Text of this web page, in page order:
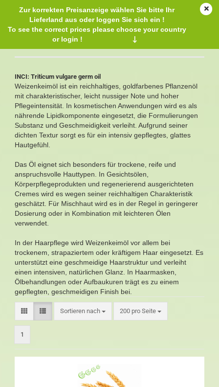
Zur korrekten Preisanzeige wählen Sie bitte Ihr
Lieferland aus oder loggen Sie sich ein !
To see the correct prices please choose your country
or login !
↓
Weizenkeimöl
INCI: Triticum vulgare germ oil
Weizenkeimöl ist ein reichhaltiges, goldfarbenes Pflanzenöl
mit charakteristischer, leicht nussiger Note und hoher
Pflegeintensität. In kosmetischen Anwendungen wird es als
nährende Lipidkomponente eingesetzt, die Formulierungen
Substanz und Geschmeidigkeit verleiht. Aufgrund seiner
dichten Textur sorgt es für ein intensiv gepflegtes, glattes
Hautgefühl.
Das Öl eignet sich besonders für trockene, reife und
anspruchsvolle Hauttypen. In Gesichtsölen,
Körperpflegeprodukten und regenerierend ausgerichteten
Cremes wird es wegen seiner reichhaltigen Charakteristik
geschätzt. Für Mischhaut wird es in der Regel in geringerer
Dosierung oder in Kombination mit leichteren Ölen
verwendet.
In der Haarpflege wird Weizenkeimöl vor allem bei
trockenem, strapaziertem oder kräftigem Haar eingesetzt. Es
unterstützt eine geschmeidige Haarstruktur und verleiht
einen intensiven, natürlichen Glanz. In Haarmasken,
Ölbehandlungen oder Aufbaukuren trägt es zu einem
gepflegten, geschmeidigen Finish bei.
Sortieren nach 200 pro Seite
1